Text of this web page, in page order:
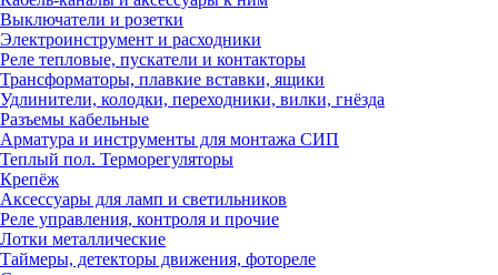
Выключатели и розетки
Электроинструмент и расходники
Реле тепловые, пускатели и контакторы
Трансформаторы, плавкие вставки, ящики
Удлинители, колодки, переходники, вилки, гнёзда
Разъемы кабельные
Арматура и инструменты для монтажа СИП
Теплый пол. Терморегуляторы
Крепёж
Аксессуары для ламп и светильников
Реле управления, контроля и прочие
Лотки металлические
Таймеры, детекторы движения, фотореле